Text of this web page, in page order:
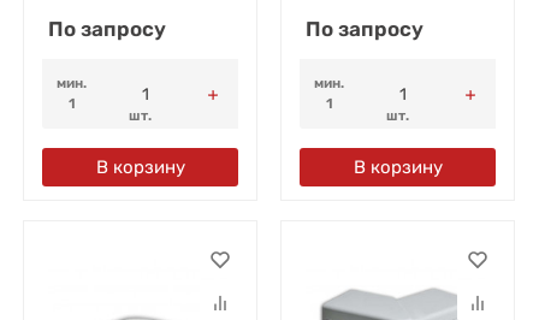
По запросу
мин.
1
шт.
В корзину
По запросу
мин.
1
шт.
В корзину